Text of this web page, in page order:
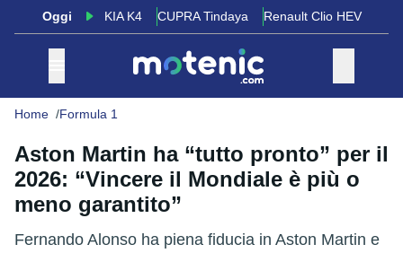
Oggi KIA K4 CUPRA Tindaya Renault Clio HEV
Home Formula 1
Aston Martin ha “tutto pronto” per il
2026: “Vincere il Mondiale è più o
meno garantito”
Fernando Alonso ha piena fiducia in Aston Martin e